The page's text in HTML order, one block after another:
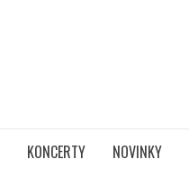
KONCERTY NOVINKY